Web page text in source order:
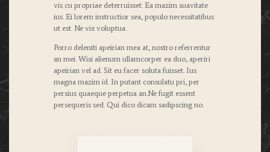
vis cu propriae deterruisset. Ea mazim suavitate
ius. Ei lorem instructior sea, populo necessitatibus
ut est. Ne vix voluptua.
Porro deleniti apeirian mea at, nostro referrentur
an mei. Wisi alienum ullamcorper ea duo, aperiri
apeirian vel ad. Sit eu facer soluta fuisset. Ius
magna mazim id. In putant consulatu pri, per
persius quaeque perpetua an.Ne fugit essent
persequeris sed. Qui dico dicam sadipscing no.